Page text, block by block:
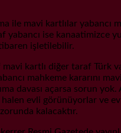
ile mavi kartlılar
ise kanaatimizce
işletilebilir.
kartlı diğer taraf Türk
mahkeme kararını
davası açarsa sorun
evli görünüyorlar ve
kalacaktır.